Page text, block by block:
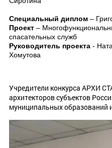
Специальный диплом –
Проект –
спасательных служб
Руководитель проекта -
Хомутова
Учредители конкурса АРХИ
архитекторов субъектов
муниципальных образований